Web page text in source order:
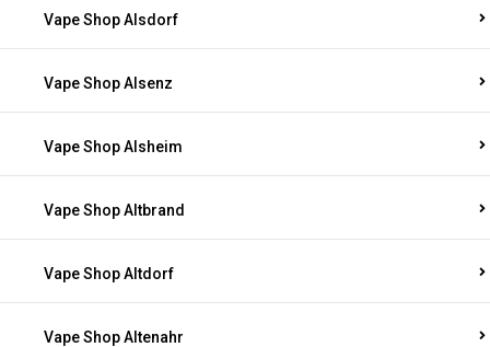
Vape Shop Alsdorf
Vape Shop Alsenz
Vape Shop Alsheim
Vape Shop Altbrand
Vape Shop Altdorf
Vape Shop Altenahr